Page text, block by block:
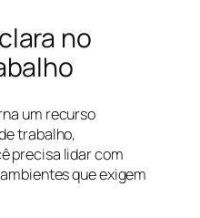
no
um recurso
trabalho,
precisa lidar com
que exigem